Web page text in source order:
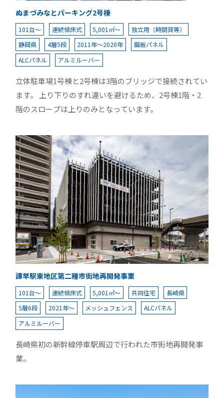
ぬまづみなとパーキング2号棟
101台～ 連続傾床式 5,001㎡～
独立用（時間貸等）
静岡県
4層5段 2011年～2020年
鋼板パネル
ALCパネル
アルミルーバー
立体駐車場1号棟と2号棟は3階のブリッジで接続されてい
ます。 上り下りのすれ違いを避けるため、2号棟1階・2
階のスロープは上りのみとなっています。
諫早駅東地区第二種市街地再開発事業
101台～ 連続傾床式 5,001㎡～ 共同住宅
長崎県
5層6段
2021年～ メッシュフェンス
ALCパネル
アルミルーバー
長崎県初の新幹線停車駅周辺で行われた市街地再開発事
業。